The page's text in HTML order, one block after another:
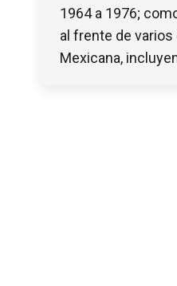
1964 a 1976;
al frente de varios
Mexicana,